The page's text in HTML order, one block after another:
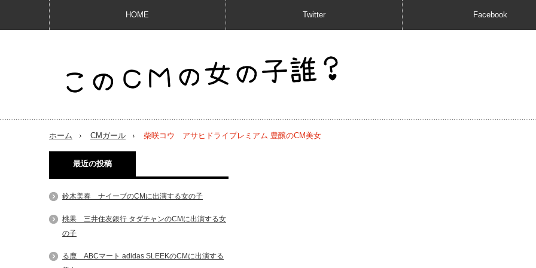
HOME Twitter Facebook
ホーム CMガール 柴咲コウ アサヒドライプレミアム 豊醸のCM美女
最近の投稿
鈴木美春 ナイーブのCMに出演する女の子
桃果 三井住友銀行 タダチャンのCMに出演する女
の子
る鹿 ABCマート adidas SLEEKのCMに出演する